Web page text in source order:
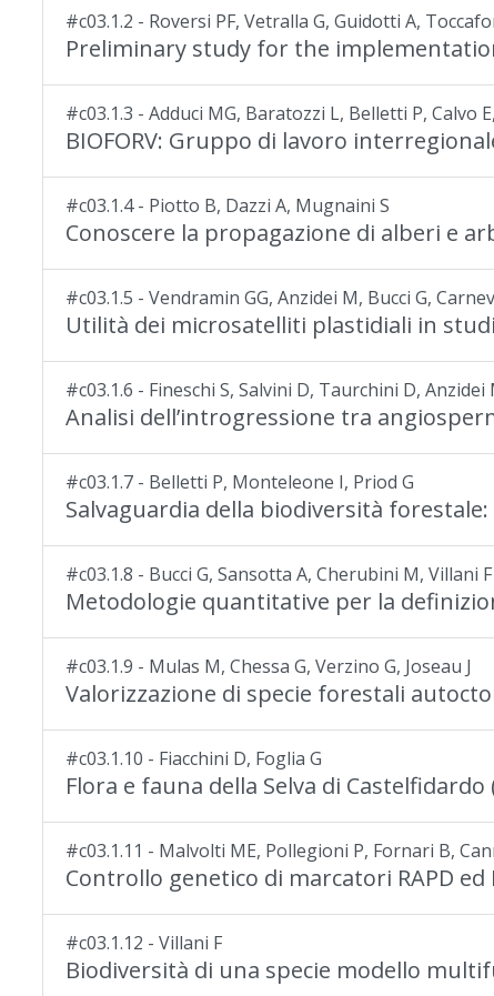
#c03.1.2 - Roversi PF, Vetralla G, Guidotti A,
Preliminary study for the
#c03.1.3 - Adduci MG, Baratozzi L, Belletti P, Calvo
BIOFORV: Gruppo di lavoro
#c03.1.4 - Piotto B, Dazzi A, Mugnaini S
Conoscere la propagazione di alberi e
#c03.1.5 - Vendramin GG, Anzidei M, Bucci G,
Utilità dei microsatelliti plastidiali in
#c03.1.6 - Fineschi S, Salvini D, Taurchini D,
Analisi dell’introgressione tra
#c03.1.7 - Belletti P, Monteleone I, Priod G
Salvaguardia della biodiversità
#c03.1.8 - Bucci G, Sansotta A, Cherubini M, Villani F
Metodologie quantitative per la
#c03.1.9 - Mulas M, Chessa G, Verzino G, Joseau J
Valorizzazione di specie forestali
#c03.1.10 - Fiacchini D, Foglia G
Flora e fauna della Selva di
#c03.1.11 - Malvolti ME, Pollegioni P, Fornari B,
Controllo genetico di marcatori RAPD
#c03.1.12 - Villani F
Biodiversità di una specie modello